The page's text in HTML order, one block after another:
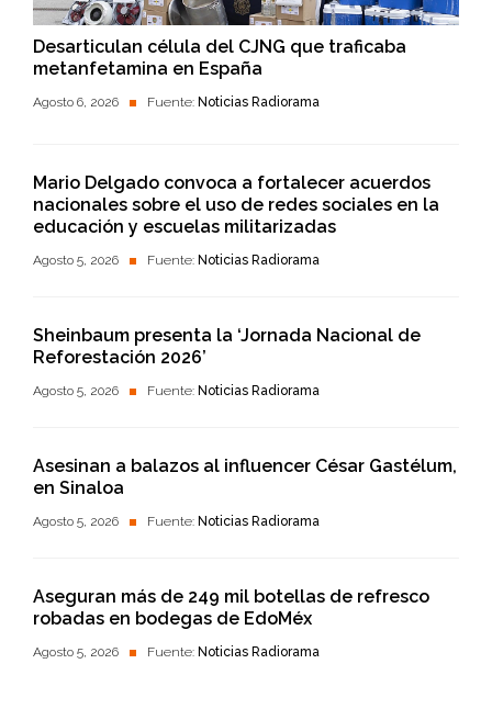
Desarticulan célula del CJNG que traficaba
metanfetamina en España
Agosto 6, 2026 Fuente: Noticias Radiorama
Mario Delgado convoca a fortalecer acuerdos
nacionales sobre el uso de redes sociales en la
educación y escuelas militarizadas
Agosto 5, 2026 Fuente: Noticias Radiorama
Sheinbaum presenta la ‘Jornada Nacional de
Reforestación 2026’
Agosto 5, 2026 Fuente: Noticias Radiorama
Asesinan a balazos al influencer César Gastélum,
en Sinaloa
Agosto 5, 2026 Fuente: Noticias Radiorama
Aseguran más de 249 mil botellas de refresco
robadas en bodegas de EdoMéx
Agosto 5, 2026 Fuente: Noticias Radiorama